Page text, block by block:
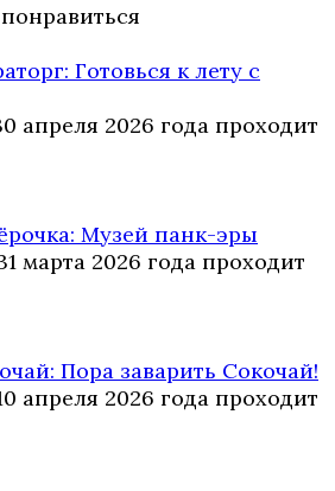
Готовься к лету с
апреля 2026 года проходит
Музей панк-эры
марта 2026 года проходит
Пора заварить Сокочай!
апреля 2026 года проходит